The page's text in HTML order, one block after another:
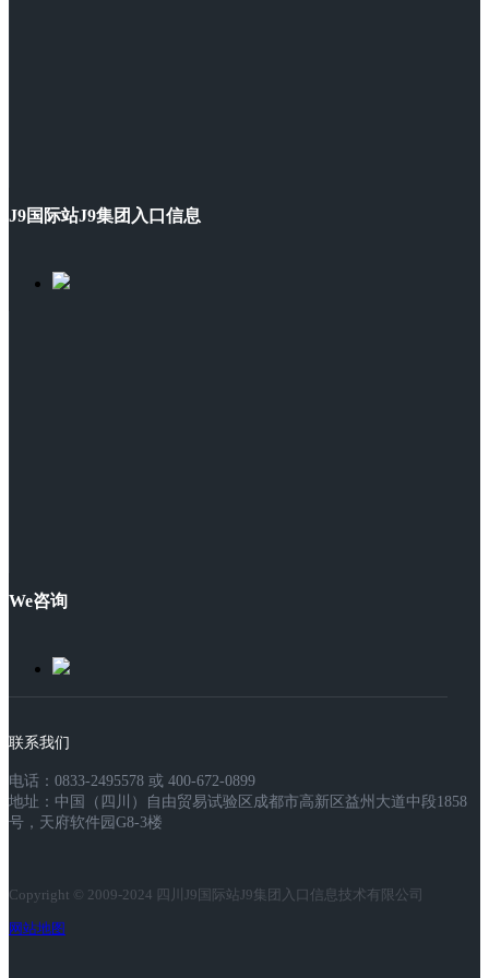
J9国际站J9集团入口信息
We咨询
联系我们
电话：0833-2495578 或 400-672-0899
地址：中国（四川）自由贸易试验区成都市高新区益州大道中段1858
号，天府软件园G8-3楼
Copyright © 2009-2024 四川J9国际站J9集团入口信息技术有限公司
网站地图